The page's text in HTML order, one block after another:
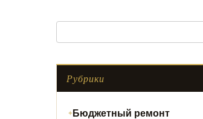
Рубрики
Бюджетный ремонт